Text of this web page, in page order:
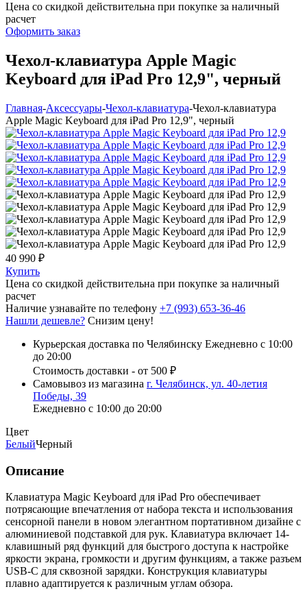
Цена со скидкой действительна при покупке за наличный
расчет
Оформить заказ
Чехол-клавиатура Apple Magic
Keyboard для iPad Pro 12,9", черный
Главная-Аксессуары-Чехол-клавиатура-Чехол-клавиатура
Apple Magic Keyboard для iPad Pro 12,9", черный
40 990 ₽
Купить
Цена со скидкой действительна при покупке за наличный
расчет
Наличие узнавайте по телефону +7 (993) 653-36-46
Нашли дешевле? Снизим цену!
Курьерская доставка по Челябинску Ежедневно с 10:00
до 20:00
Стоимость доставки - от 500 ₽
Самовывоз из магазина г. Челябинск, ул. 40-летия
Победы, 39
Ежедневно с 10:00 до 20:00
Цвет
БелыйЧерный
Описание
Клавиатура Magic Keyboard для iPad Pro обеспечивает
потрясающие впечатления от набора текста и использования
сенсорной панели в новом элегантном портативном дизайне с
алюминиевой подставкой для рук. Клавиатура включает 14-
клавишный ряд функций для быстрого доступа к настройке
яркости экрана, громкости и другим функциям, а также разъем
USB‑C для сквозной зарядки. Конструкция клавиатуры
плавно адаптируется к различным углам обзора.